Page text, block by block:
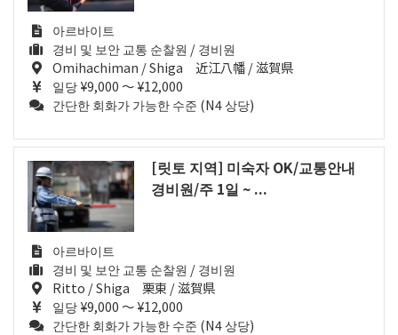
아르바이트
경비 및 보안 교통 순찰원 / 경비원
Omihachiman / Shiga 近江八幡 / 滋賀県
일당 ¥9,000 ～ ¥12,000
간단한 회화가 가능한 수준 (N4 상당)
[릿토 지역] 미숙자 OK/교통안내
경비원/주 1일 ~ ...
아르바이트
경비 및 보안 교통 순찰원 / 경비원
Ritto / Shiga 栗東 / 滋賀県
일당 ¥9,000 ～ ¥12,000
간단한 회화가 가능한 수준 (N4 상당)